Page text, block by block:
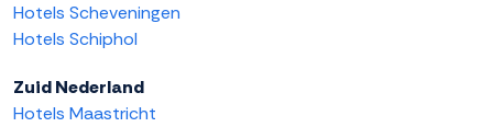
Hotels Scheveningen
Hotels Schiphol
Zuid Nederland
Hotels Maastricht